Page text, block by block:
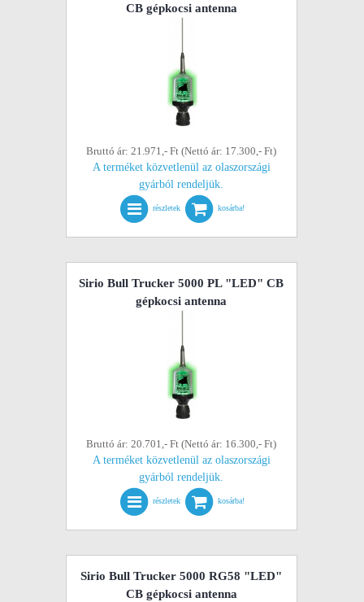
CB gépkocsi antenna
Bruttó ár: 21.971,- Ft (Nettó ár: 17.300,- Ft)
A terméket közvetlenül az olaszországi
gyárból rendeljük.
részletek kosárba!
Sirio Bull Trucker 5000 PL "LED" CB
gépkocsi antenna
Bruttó ár: 20.701,- Ft (Nettó ár: 16.300,- Ft)
A terméket közvetlenül az olaszországi
gyárból rendeljük.
részletek kosárba!
Sirio Bull Trucker 5000 RG58 "LED"
CB gépkocsi antenna